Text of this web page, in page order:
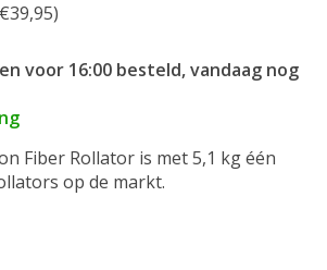
voor 16:00 besteld, vandaag nog
Fiber Rollator is met 5,1 kg één
op de markt.